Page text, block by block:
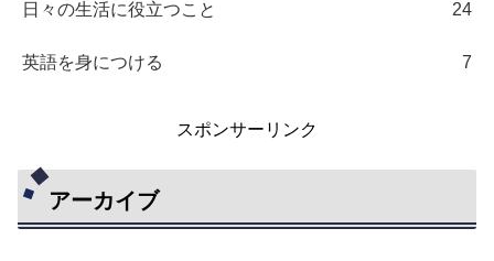
日々の生活に役立つこと 24
英語を身につける 7
スポンサーリンク
アーカイブ